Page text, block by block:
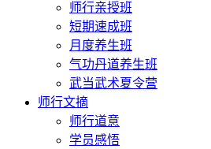
师行亲授班
短期速成班
月度养生班
气功丹道养生班
武当武术夏令营
师行文摘
师行道意
学员感悟